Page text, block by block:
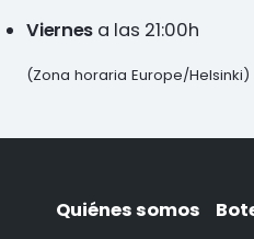
Viernes a las 21:00h
(Zona horaria Europe/Helsinki)
Quiénes somos